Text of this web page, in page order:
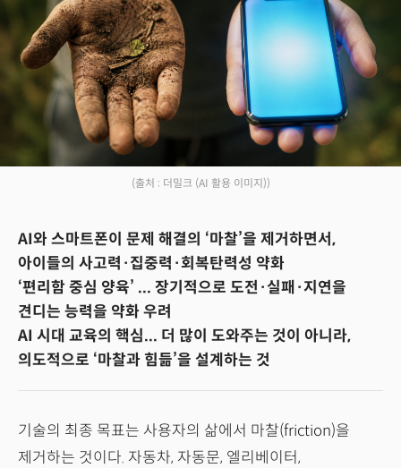
(출처 : 더밀크 (AI 활용 이미지))
AI와 스마트폰이 문제 해결의 ‘마찰’을 제거하면서,
아이들의 사고력·집중력·회복탄력성 약화
‘편리함 중심 양육’ ... 장기적으로 도전·실패·지연을
견디는 능력을 약화 우려
AI 시대 교육의 핵심... 더 많이 도와주는 것이 아니라,
의도적으로 ‘마찰과 힘듦’을 설계하는 것
기술의 최종 목표는 사용자의 삶에서 마찰(friction)을
제거하는 것이다. 자동차, 자동문, 엘리베이터,